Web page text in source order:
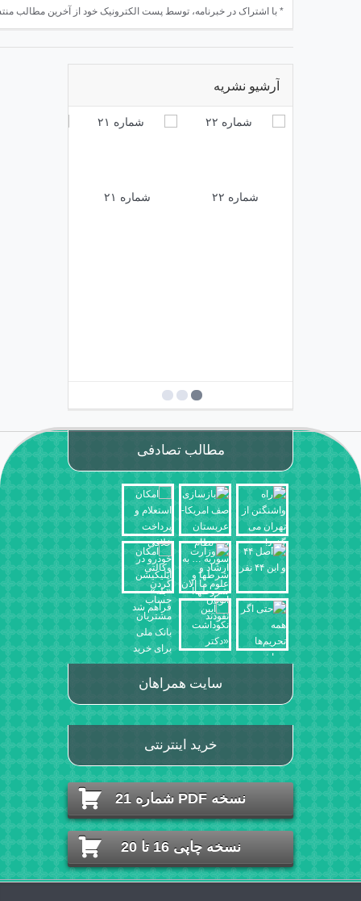
* با اشتراک در خبرنامه، توسط پست الکترونیک خود از آخرین مطالب
آرشیو نشریه
شماره ۲۲ شماره ۲۱
مطالب تصادفی
سایت همراهان
خرید اینترنتی
نسخه PDF شماره 21
نسخه چاپی 16 تا 20